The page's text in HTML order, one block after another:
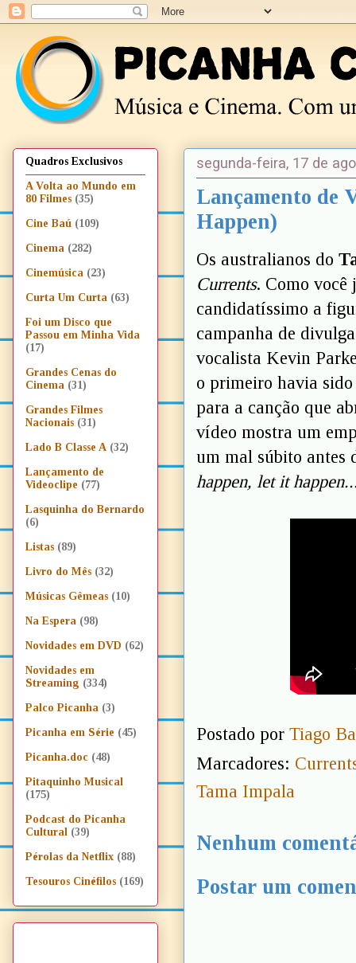
segunda-feira, 17 de
Lançamento de
Happen)
Os australianos do
Currents. Como
candidatíssimo a
campanha de
vocalista Kevin
o primeiro havia
para a canção que
vídeo mostra um
um mal súbito antes
happen, let it
Postado por Tiago
Marcadores:
Tama Impala
Nenhum
Postar um
Quadros Exclusivos
A Volta ao Mundo em
80 Filmes (35)
Cine Baú (109)
Cinema (282)
Cinemúsica (23)
Curta Um Curta (63)
Foi um Disco que
Passou em Minha Vida
(17)
Grandes Cenas do
Cinema (31)
Grandes Filmes
Nacionais (31)
Lado B Classe A (32)
Lançamento de
Videoclipe (77)
Lasquinha do Bernardo
(6)
Listas (89)
Livro do Mês (32)
Músicas Gêmeas (10)
Na Espera (98)
Novidades em DVD (62)
Novidades em
Streaming (334)
Palco Picanha (3)
Picanha em Série (45)
Picanha.doc (48)
Pitaquinho Musical
(175)
Podcast do Picanha
Cultural (39)
Pérolas da Netflix (88)
Tesouros Cinéfilos (169)